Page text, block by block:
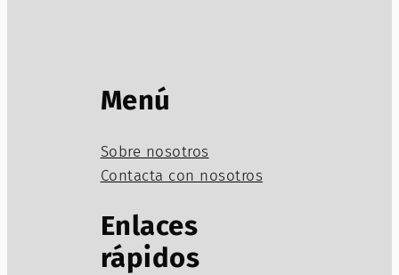
Menú
Sobre nosotros
Contacta con nosotros
Enlaces
rápidos